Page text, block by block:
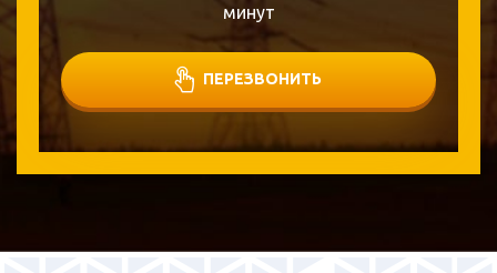
минут
ПЕРЕЗВОНИТЬ